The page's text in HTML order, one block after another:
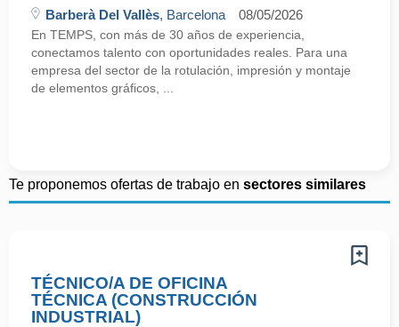
Barberà Del Vallès, Barcelona 08/05/2026
En TEMPS, con más de 30 años de experiencia,
conectamos talento con oportunidades reales. Para una
empresa del sector de la rotulación, impresión y montaje
de elementos gráficos, ...
Te proponemos ofertas de trabajo en sectores similares
TÉCNICO/A DE OFICINA
TÉCNICA (CONSTRUCCIÓN
INDUSTRIAL)